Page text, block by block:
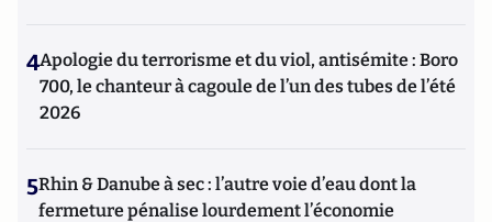
4Apologie du terrorisme et du viol, antisémite : Boro
700, le chanteur à cagoule de l’un des tubes de l’été
2026
5Rhin & Danube à sec : l’autre voie d’eau dont la
fermeture pénalise lourdement l’économie